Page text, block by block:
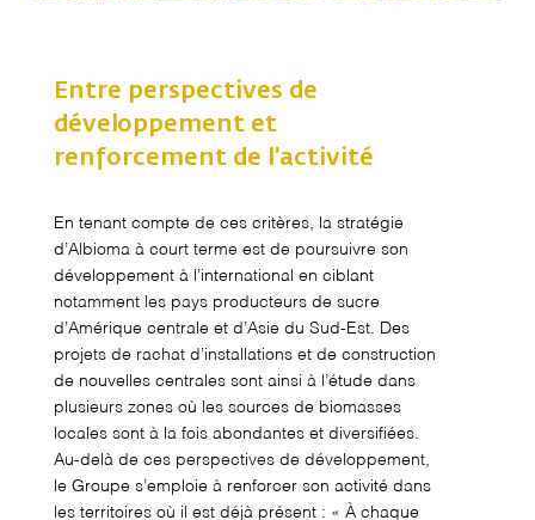
Entre perspectives de
développement et
renforcement de l’activité
En tenant compte de ces critères, la stratégie
d’Albioma à court terme est de poursuivre son
développement à l’international en ciblant
notamment les pays producteurs de sucre
d’Amérique centrale et d’Asie du Sud-Est. Des
projets de rachat d’installations et de construction
de nouvelles centrales sont ainsi à l’étude dans
plusieurs zones où les sources de biomasses
locales sont à la fois abondantes et diversifiées.
Au-delà de ces perspectives de développement,
le Groupe s’emploie à renforcer son activité dans
les territoires où il est déjà présent : « À chaque